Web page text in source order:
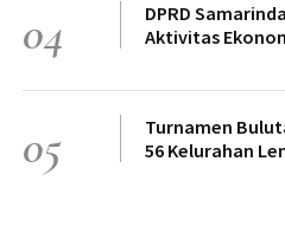
04
DPRD
Aktivitas
05
Turnamen
56 Kelurahan